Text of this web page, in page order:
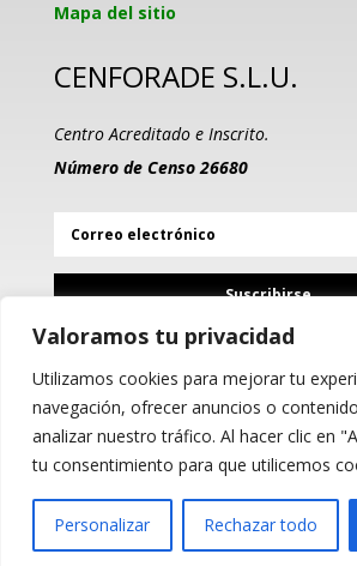
Valoramos tu privacidad
Utilizamos cookies para mejorar tu
navegación, ofrecer anuncios o
analizar nuestro tráfico. Al hacer clic en
tu consentimiento para que utilicemos
Personalizar Rechazar todo
Mapa del sitio
CENFORADE S.L.U.
Centro Acreditado e Inscrito.
Número de Censo 26680
Suscribirse
PROGRAMA KIT
COFINANCIADO
FONDOS NEXT
(EU) DEL
RECUPERACIÓN Y